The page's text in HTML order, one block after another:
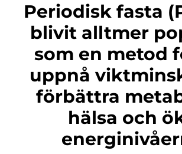
Periodisk fasta (PF) har
blivit alltmer
som en metod
uppnå
förbättra
hälsa och